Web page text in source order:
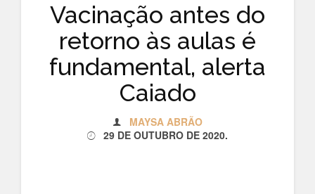
Vacinação antes do
retorno às aulas é
fundamental, alerta
Caiado
MAYSA ABRÃO
29 DE OUTUBRO DE 2020.